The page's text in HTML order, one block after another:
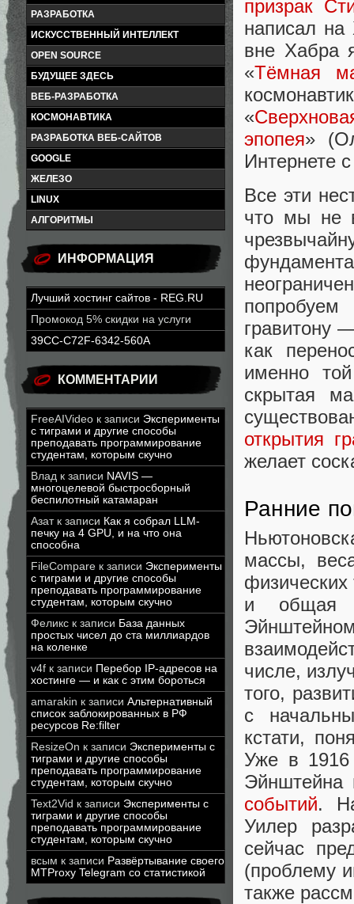
РАЗРАБОТКА
ИСКУССТВЕННЫЙ ИНТЕЛЛЕКТ
OPEN SOURCE
БУДУЩЕЕ ЗДЕСЬ
ВЕБ-РАЗРАБОТКА
КОСМОНАВТИКА
РАЗРАБОТКА ВЕБ-САЙТОВ
GOOGLE
ЖЕЛЕЗО
LINUX
АЛГОРИТМЫ
ИНФОРМАЦИЯ
Лучший хостинг сайтов - REG.RU
Промокод 5% скидки на услуги
39CC-C72F-6342-560A
КОММЕНТАРИИ
FreeAIVideo к записи Эксперименты
с тиграми и другие способы
преподавать программирование
студентам, которым скучно
Влад к записи NAVIS —
многоцелевой быстросборный
беспилотный катамаран
Азатк записи Как я собрал LLM-
печку на 4 GPU, и на что она
способна
FileCompare к записи Эксперименты
с тиграми и другие способы
преподавать программирование
студентам, которым скучно
Феликс к записи База данных
простых чисел до ста миллиардов
на коленке
v4f к записи Перебор IP-адресов на
хостинге — и как с этим бороться
amarakin к записи Альтернативный
список заблокированных в РФ
ресурсов Re:filter
ResizeOn к записи Эксперименты с
тиграми и другие способы
преподавать программирование
студентам, которым скучно
Text2Vid к записи Эксперименты с
тиграми и другие способы
преподавать программирование
студентам, которым скучно
всым к записи Развёртывание своего
MTProxy Telegram со статистикой
призрак
написал
вне Хабра
«Тёмная
«
эпопея»
Интернете
Все эти
что мы не
гравитону
как
именно
скрытая
открытия
желает
Ранние
массы,
и общая
числе,
того,
с
кстати,
Уже в 1916
Эйнштейна
событий.
Уилер
сейчас
(проблему
также